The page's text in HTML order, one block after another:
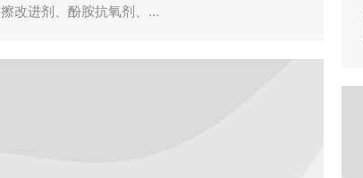
擦改进剂、酚胺抗氧剂、…